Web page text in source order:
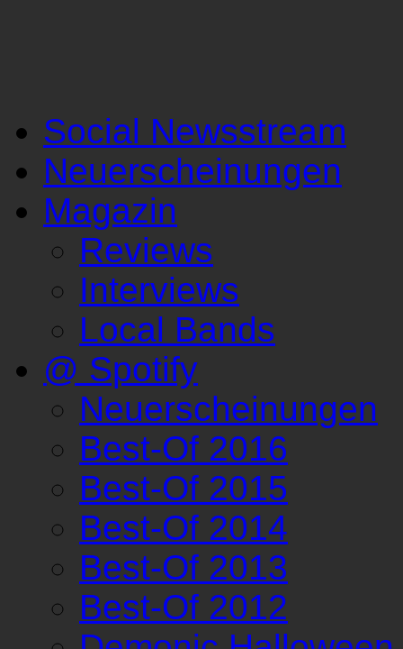
Social Newsstream
Neuerscheinungen
Magazin
Reviews
Interviews
Local Bands
@ Spotify
Neuerscheinungen
Best-Of 2016
Best-Of 2015
Best-Of 2014
Best-Of 2013
Best-Of 2012